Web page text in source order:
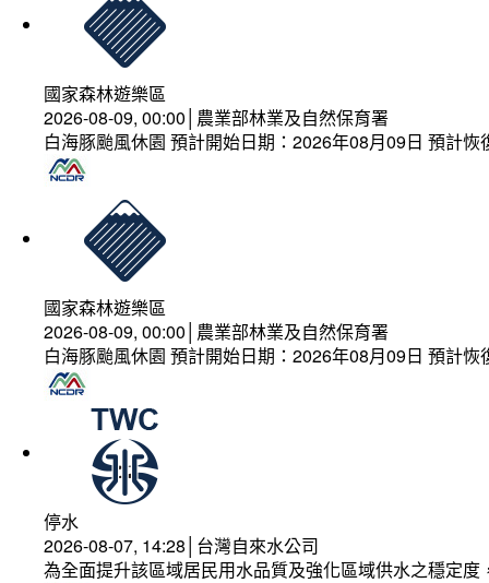
國家森林遊樂區
2026-08-09, 00:00│農業部林業及自然保育署
白海豚颱風休園 預計開始日期：2026年08月09日 預計
國家森林遊樂區
2026-08-09, 00:00│農業部林業及自然保育署
白海豚颱風休園 預計開始日期：2026年08月09日 預計
停水
2026-08-07, 14:28│台灣自來水公司
為全面提升該區域居民用水品質及強化區域供水之穩定